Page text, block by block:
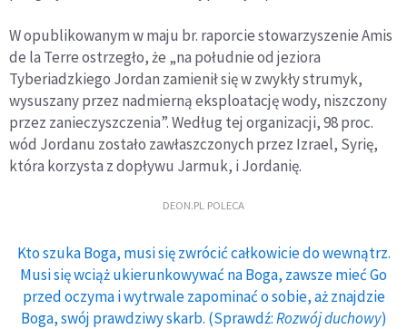
W opublikowanym w maju br. raporcie stowarzyszenie Amis
de la Terre ostrzegło, że „na południe od jeziora
Tyberiadzkiego Jordan zamienił się w zwykły strumyk,
wysuszany przez nadmierną eksploatację wody, niszczony
przez zanieczyszczenia”. Według tej organizacji, 98 proc.
wód Jordanu zostało zawłaszczonych przez Izrael, Syrię,
która korzysta z dopływu Jarmuk, i Jordanię.
DEON.PL POLECA
Kto szuka Boga, musi się zwrócić całkowicie do wewnątrz.
Musi się wciąż ukierunkowywać na Boga, zawsze mieć Go
przed oczyma i wytrwale zapominać o sobie, aż znajdzie
Boga, swój prawdziwy skarb. (Sprawdź:Rozwój duchowy)